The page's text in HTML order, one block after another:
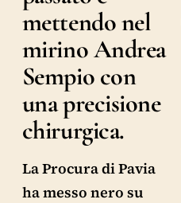
mettendo nel
mirino Andrea
Sempio con
una precisione
chirurgica.
La Procura di Pavia
ha messo nero su